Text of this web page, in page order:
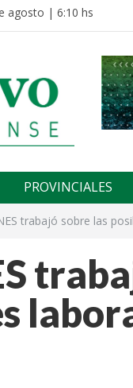
agosto | 6:10 hs
PROVINCIALES
trabajó sobre las